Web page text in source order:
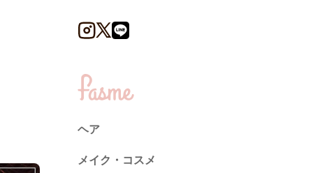
ヘア
メイク・コスメ